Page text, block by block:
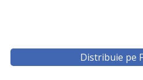
Distribuie pe